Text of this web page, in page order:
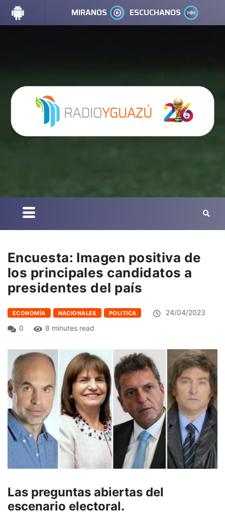
MIRANOS ESCUCHANOS
Encuesta: Imagen positiva de
los principales candidatos a
presidentes del país
ECONOMÍA NACIONALES POLITICA
24/04/2023
0
8 minutes read
Las preguntas abiertas del
escenario electoral.